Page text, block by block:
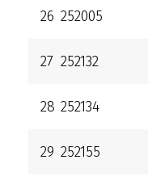
26 252005
27 252132
28 252134
29 252155